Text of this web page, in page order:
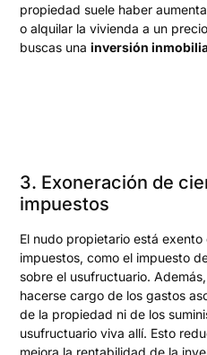
propiedad suele haber
o alquilar la vivienda a un
buscas unainversión
3. Exoneración de
impuestos
El nudo propietario está
impuestos, como el impuesto
sobre el usufructuario.
hacerse cargo de los gastos
de la propiedad ni de los
usufructuario viva allí. Esto
mejora la rentabilidad de la